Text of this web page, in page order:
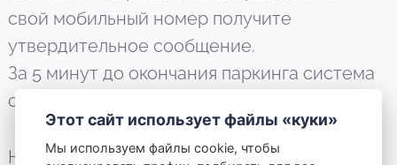
свой мобильный номер получите
утвердительное сообщение.
За 5 минут до окончания паркинга система
оповестит, пришлет смс.
На эти же мобильные номера можно
Этот сайт использует файлы «куки»
Мы используем файлы cookie, чтобы